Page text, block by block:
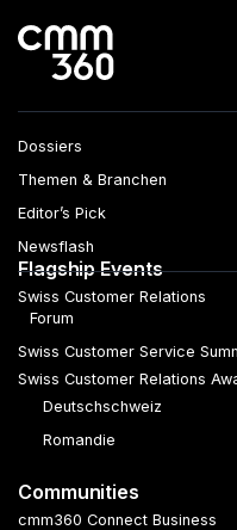
Dossiers
Themen & Branchen
Editor’s Pick
Newsflash
Flagship Events
Swiss Customer Relations
Forum
Swiss Customer Service
Swiss Customer Relations
Deutschschweiz
Romandie
Communities
cmm360 Connect Business